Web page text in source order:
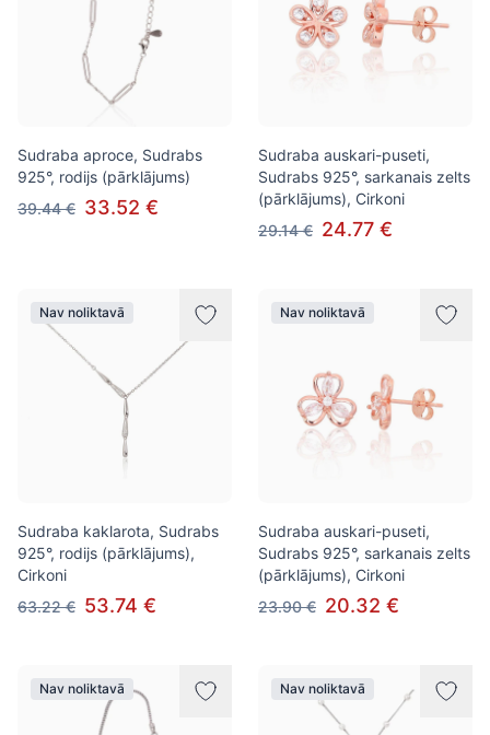
Sudraba aproce, Sudrabs
925°, rodijs (pārklājums)
39.44 € 33.52 €
Sudraba auskari-puseti,
Sudrabs 925°, sarkanais zelts
(pārklājums), Cirkoni
29.14 € 24.77 €
Nav noliktavā
Sudraba kaklarota, Sudrabs
925°, rodijs (pārklājums),
Cirkoni
63.22 € 53.74 €
Nav noliktavā
Sudraba auskari-puseti,
Sudrabs 925°, sarkanais zelts
(pārklājums), Cirkoni
23.90 € 20.32 €
Nav noliktavā Nav noliktavā